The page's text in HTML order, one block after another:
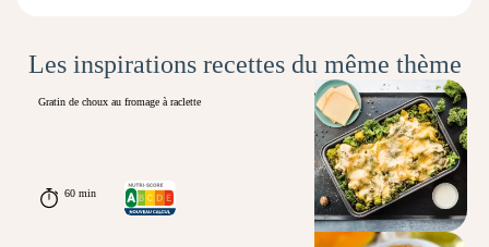
Les inspirations recettes du même thème
Gratin de choux au fromage à raclette
60 min